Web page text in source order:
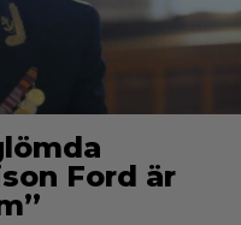
Ford är